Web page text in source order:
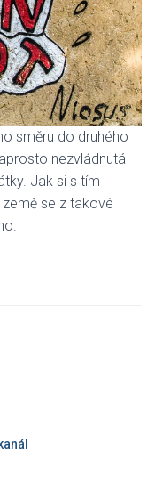
směru do druhého
nezvládnutá
Jak si s tím
se z takové